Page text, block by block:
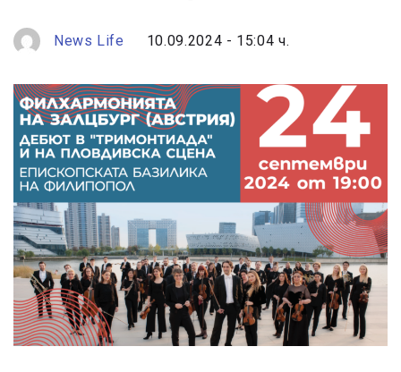
News Life 10.09.2024 - 15:04 ч.